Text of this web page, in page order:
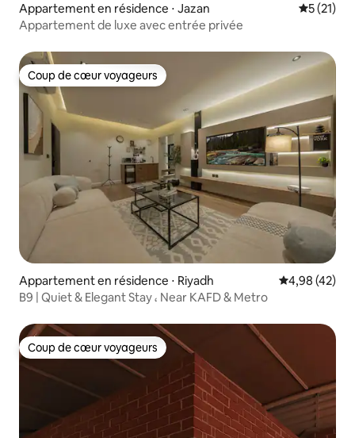
Appartement en résidence ⋅ Jazan
5 (21)
Appartement de luxe avec entrée privée
Coup de cœur voyageurs
Coup de cœur voyageurs
Appartement en résidence ⋅ Riyadh Évaluation
4,98 (42)
B9 | Quiet & Elegant Stay ، Near KAFD & Metro
Coup de cœur voyageurs
Coup de cœur voyageurs